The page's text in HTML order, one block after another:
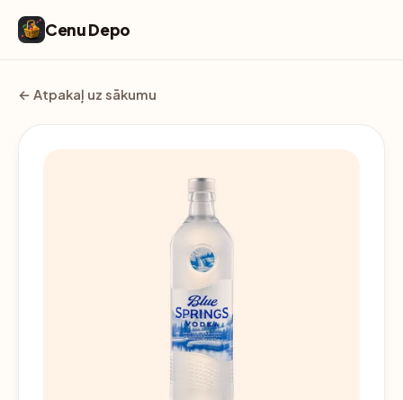
Cenu Depo
← Atpakaļ uz sākumu